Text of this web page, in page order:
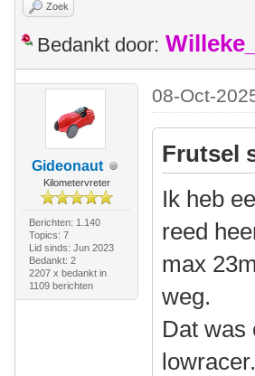
Zoek
Bedankt door:
Gideonaut
Kilometervreter
Berichten: 1.140
Topics: 7
Lid sinds: Jun 2023
Bedankt: 2
2207 x bedankt in
1109 berichten
08-Oct-
Frutsel
Ik heb
reed
max
weg.
Dat was